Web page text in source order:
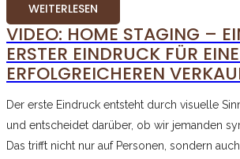
WEITERLESEN
VIDEO: HOME STAGING –
ERSTER EINDRUCK FÜR
ERFOLGREICHEREN
Der erste Eindruck entsteht durch visuelle
und entscheidet darüber, ob wir jemanden
Das trifft nicht nur auf Personen, sondern